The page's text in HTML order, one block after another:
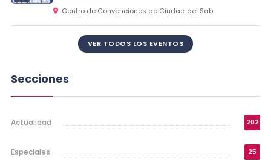
Centro de Convenciones de Ciudad del Sab
VER TODOS LOS EVENTOS
Secciones
Actualidad 202
Especiales 25